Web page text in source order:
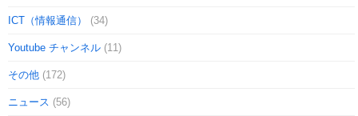
ICT（情報通信） (34)
Youtube チャンネル (11)
その他 (172)
ニュース (56)